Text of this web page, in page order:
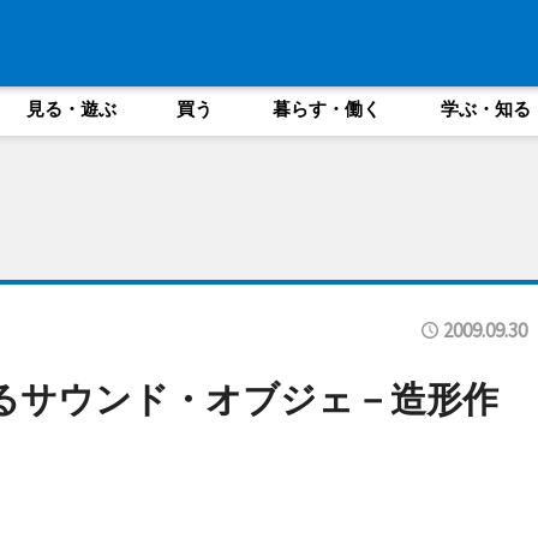
見る・遊ぶ 買う 暮らす・働く 学ぶ・知る
2009.09.30
サウンド・オブジェ－造形作